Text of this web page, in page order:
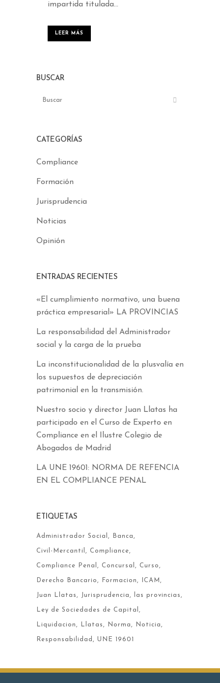
impartida titulada...
LEER MÁS
BUSCAR
CATEGORÍAS
Compliance
Formación
Jurisprudencia
Noticias
Opinión
ENTRADAS RECIENTES
«El cumplimiento normativo, una buena
práctica empresarial» LA PROVINCIAS
La responsabilidad del Administrador
social y la carga de la prueba
La inconstitucionalidad de la plusvalía en
los supuestos de depreciación
patrimonial en la transmisión.
Nuestro socio y director Juan Llatas ha
participado en el Curso de Experto en
Compliance en el Ilustre Colegio de
Abogados de Madrid
LA UNE 19601: NORMA DE REFENCIA
EN EL COMPLIANCE PENAL
ETIQUETAS
Administrador Social Banca
Civil-Mercantil Compliance
Compliance Penal Concursal Curso
Derecho Bancario Formacion ICAM
Juan Llatas Jurisprudencia las provincias
Ley de Sociedades de Capital
Liquidacion Llatas Norma Noticia
Responsabilidad UNE 19601